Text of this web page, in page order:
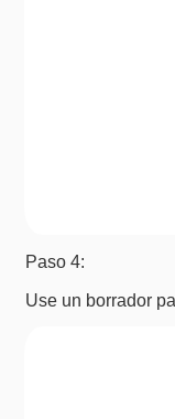
Paso 4:
Use un borrador